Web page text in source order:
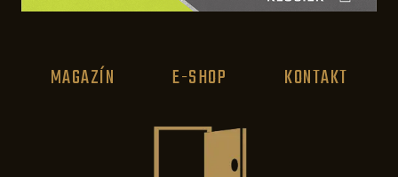
MAGAZÍN E-SHOP KONTAKT